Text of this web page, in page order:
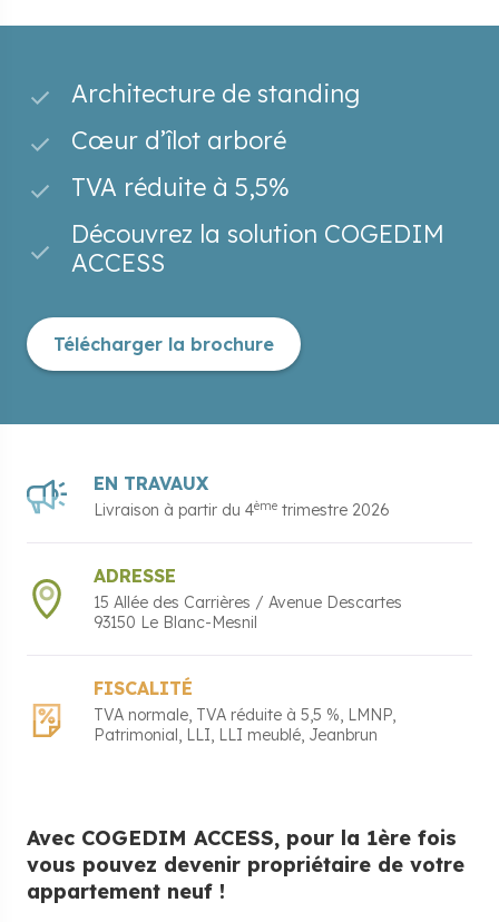
Architecture de standing
Cœur d’îlot arboré
TVA réduite à 5,5%
Découvrez la solution COGEDIM
ACCESS
Télécharger la brochure
EN TRAVAUX
Livraison à partir du 4ème trimestre 2026
ADRESSE
15 Allée des Carrières / Avenue Descartes
93150 Le Blanc-Mesnil
FISCALITÉ
TVA normale TVA réduite à 5,5 % LMNP
Patrimonial LLI LLI meublé Jeanbrun
Avec COGEDIM ACCESS, pour la 1ère fois
vous pouvez devenir propriétaire de votre
appartement neuf !